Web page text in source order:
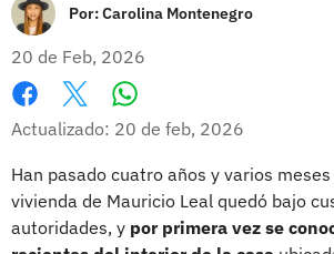
Por:Carolina Montenegro
20 de Feb, 2026
Facebook
X
Actualizado: 20 de feb, 2026
Han pasado cuatro años y varios
vivienda de Mauricio Leal quedó bajo
autoridades, y por primera vez se